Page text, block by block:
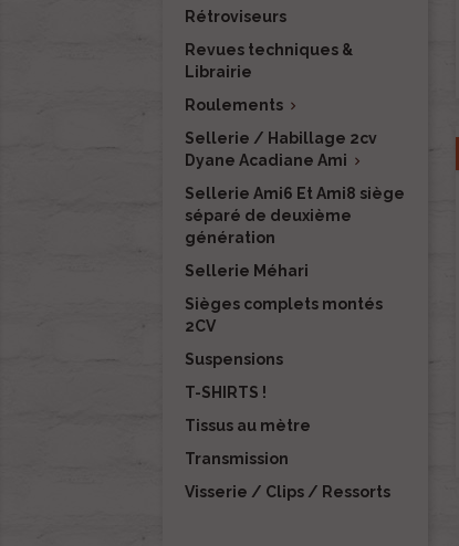
Rétroviseurs
Revues techniques &
Librairie
Roulements 
Sellerie / Habillage 2cv
Dyane Acadiane Ami 
Sellerie Ami6 Et Ami8 siège
séparé de deuxième
génération
Sellerie Méhari
Sièges complets montés
2CV
Suspensions
T-SHIRTS !
Tissus au mètre
Transmission
Visserie / Clips / Ressorts